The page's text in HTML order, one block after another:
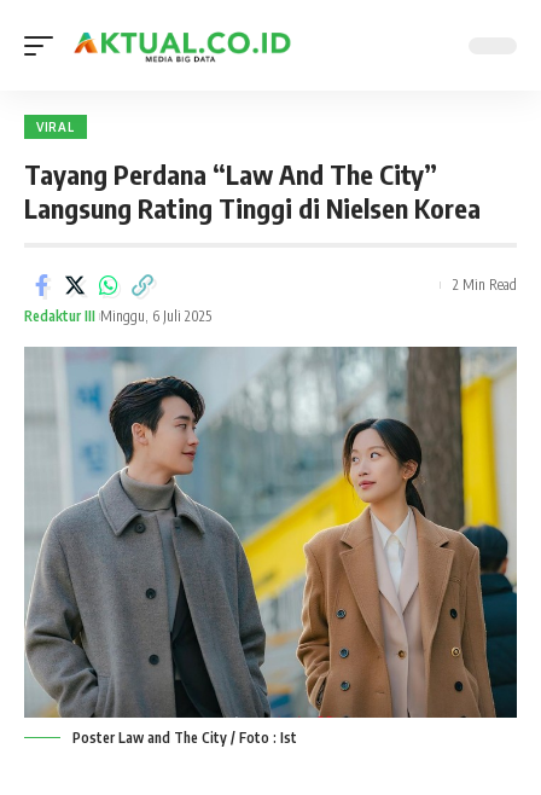
VIRAL
Tayang Perdana “Law And The City”
Langsung Rating Tinggi di Nielsen Korea
Redaktur III Minggu, 6 Juli 2025
2 Min Read
Poster Law and The City / Foto : Ist